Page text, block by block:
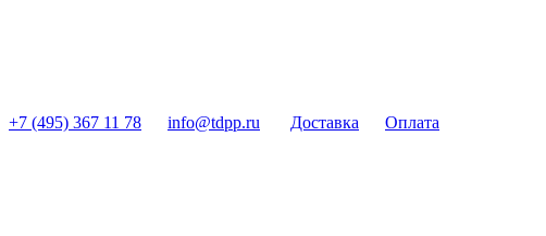
+7 (495) 367 11 78 info@tdpp.ru Доставка Оплата